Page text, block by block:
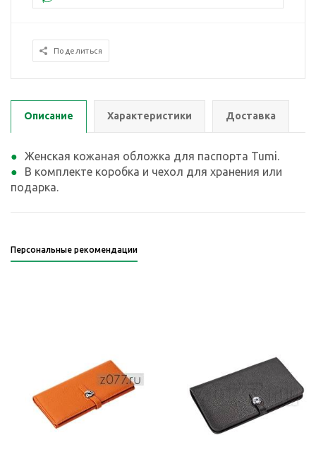
Поделиться
Описание Характеристики Доставка
Женская кожаная обложка для паспорта Tumi.
В комплекте коробка и чехол для хранения или
подарка.
Персональные рекомендации